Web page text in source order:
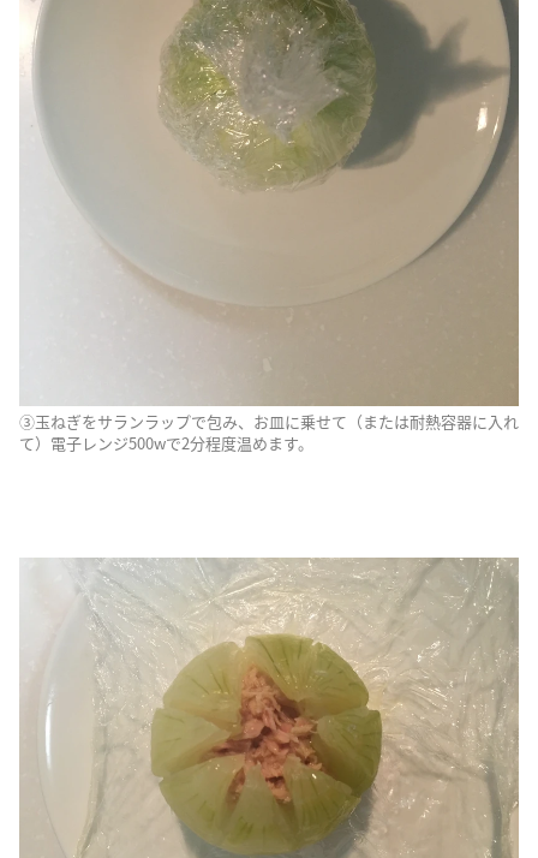
③玉ねぎをサランラップで包み、お皿に乗せて（または耐熱容器に入れ
て）電子レンジ500wで2分程度温めます。